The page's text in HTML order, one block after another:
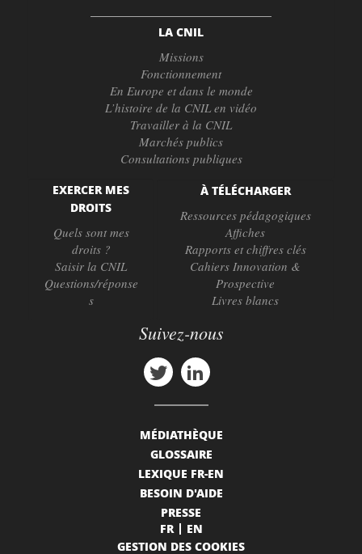
LA CNIL
Missions
Fonctionnement
En Europe et dans le monde
L’histoire de la CNIL en vidéo
Travailler à la CNIL
Marchés publics
Consultations publiques
EXERCER MES
DROITS
Quels sont mes
droits ?
Saisir la CNIL
Questions/réponse
s
À TÉLÉCHARGER
Ressources pédagogiques
Affiches
Rapports et chiffres clés
Cahiers Innovation &
Prospective
Livres blancs
Suivez-nous
MÉDIATHÈQUE
GLOSSAIRE
LEXIQUE FR-EN
BESOIN D'AIDE
PRESSE
FR
EN
GESTION DES COOKIES